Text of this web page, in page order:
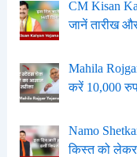
CM Kisan
जानें तारीख
Mahila
करें 10,000
Namo
किस्त को